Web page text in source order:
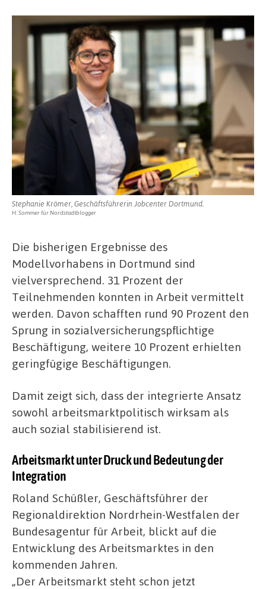
Stephanie Krömer, Geschäftsführerin Jobcenter Dortmund.
H. Sommer für Nordstadtblogger
Die bisherigen Ergebnisse des
Modellvorhabens in Dortmund sind
vielversprechend. 31 Prozent der
Teilnehmenden konnten in Arbeit vermittelt
werden. Davon schafften rund 90 Prozent den
Sprung in sozialversicherungspflichtige
Beschäftigung, weitere 10 Prozent erhielten
geringfügige Beschäftigungen.
Damit zeigt sich, dass der integrierte Ansatz
sowohl arbeitsmarktpolitisch wirksam als
auch sozial stabilisierend ist.
Arbeitsmarkt unter Druck und Bedeutung der
Integration
Roland Schüßler, Geschäftsführer der
Regionaldirektion Nordrhein-Westfalen der
Bundesagentur für Arbeit, blickt auf die
Entwicklung des Arbeitsmarktes in den
kommenden Jahren.
„Der Arbeitsmarkt steht schon jetzt